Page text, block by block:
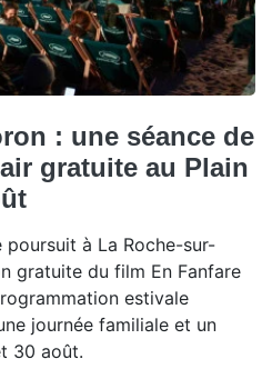
: une séance de
gratuite au Plain
poursuit à La Roche-sur-
gratuite du film En Fanfare
estivale
journée familiale et un
30 août.